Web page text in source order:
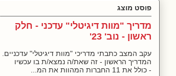
פוסט מוצג
מדריך "מוות דיגיטלי" עדכני - חלק
ראשון - נוב' 23'
עקב המצב כתבתי מדריכי "מוות דיגיטלי" עדכניים.
המדריך הראשון - זה שאת/ה נמצא/ת בו עכשיו
- כולל את 11 החברות המהוות את המ...